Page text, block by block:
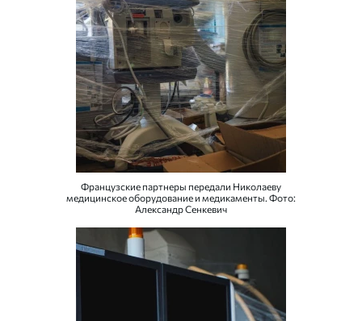
Французские партнеры передали Николаеву
медицинское оборудование и медикаменты. Фото:
Александр Сенкевич